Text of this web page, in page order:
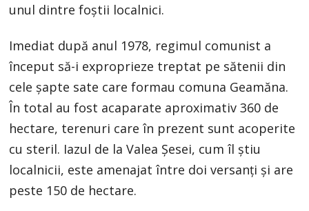
unul dintre foștii localnici.
Imediat după anul 1978, regimul comunist a
început să-i exproprieze treptat pe sătenii din
cele şapte sate care formau comuna Geamăna.
În total au fost acaparate aproximativ 360 de
hectare, terenuri care în prezent sunt acoperite
cu steril. Iazul de la Valea Şesei, cum îl ştiu
localnicii, este amenajat între doi versanţi şi are
peste 150 de hectare.